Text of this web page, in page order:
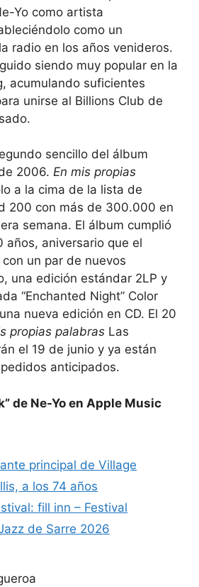
Yo como artista
como un
radio en los años venideros.
siendo muy popular en la
acumulando suficientes
unirse al Billions Club de
sencillo del álbum
2006. En mis propias
a la cima de la lista de
200 con más de 300.000 en
semana. El álbum cumplió
años, aniversario que el
un par de nuevos
una edición estándar 2LP y
“Enchanted Night” Color
nueva edición en CD. El 20
propias palabras Las
el 19 de junio y ya están
anticipados.
de Ne-Yo en Apple Music
principal de Village
a los 74 años
fill inn – Festival
de Sarre 2026